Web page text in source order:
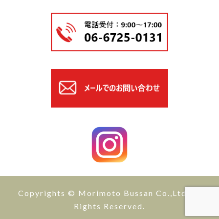
Copyrights © Morimoto Bussan Co.,Ltd All
Rights Reserved.